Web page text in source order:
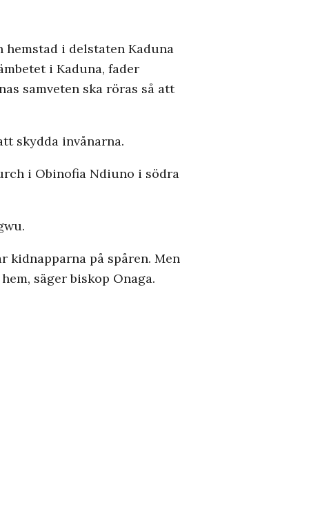
i delstaten Kaduna
i Kaduna, fader
samveten ska röras så att
skydda invånarna.
i Obinofia Ndiuno i södra
kidnapparna på spåren. Men
säger biskop Onaga.